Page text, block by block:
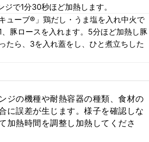
で1分30秒ほど加熱します。
ューブ®︎」鶏だし・うま塩を入れ中火で
、豚ロースを入れます。5分ほど加熱し豚
たら、3を入れ蓋をし、ひと煮立ちした
ジの機種や耐熱容器の種類、食材の
に誤差が生じます。様子を確認しな
加熱時間を調整し加熱してくださ